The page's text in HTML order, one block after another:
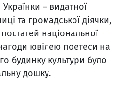
– видатної
та громадської діячки,
національної
ювілею поетеси на
будинку культури було
дошку.